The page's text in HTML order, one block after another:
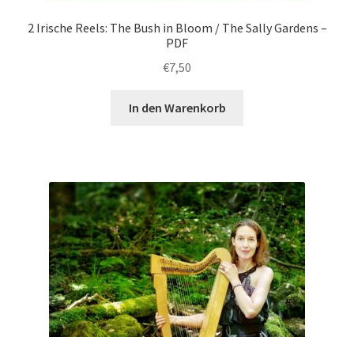
2 Irische Reels: The Bush in Bloom / The Sally Gardens –
PDF
€7,50
In den Warenkorb